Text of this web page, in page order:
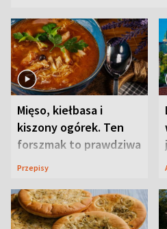
Mięso, kiełbasa i
kiszony ogórek. Ten
forszmak to prawdziwa
uczta
Przepisy